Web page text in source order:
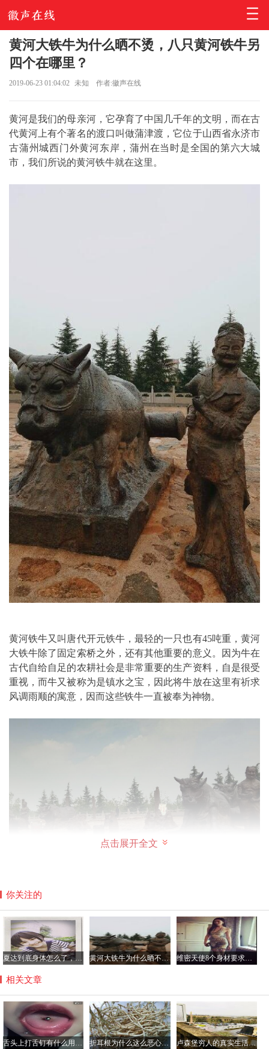
黄河大铁牛为什么晒不烫，八只黄河铁牛另
四个在哪里？
2019-06-23 01:04:02 未知 作者:徽声在线
黄河是我们的母亲河，它孕育了中国几千年的文明，而在古
代黄河上有个著名的渡口叫做蒲津渡，它位于山西省永济市
古蒲州城西门外黄河东岸，蒲州在当时是全国的第六大城
市，我们所说的黄河铁牛就在这里。
黄河铁牛又叫唐代开元铁牛，最轻的一只也有45吨重，黄河
大铁牛除了固定索桥之外，还有其他重要的意义。因为牛在
古代自给自足的农耕社会是非常重要的生产资料，自是很受
重视，而牛又被称为是镇水之宝，因此将牛放在这里有祈求
风调雨顺的寓意，因而这些铁牛一直被奉为神物。
随着蒲州经济的败落，河道向东迁移，致使黄河铁牛逐渐没
入水中而消失，后因三峡库区蓄洪，在20世纪六七十年代的
时候，已经深埋于黄河水下两米有余的黄河铁牛才被发现。
点击展开全文
你关注的
夏达到底身体怎么了，夏达在日本有多红？ 黄河大铁牛为什么晒不烫，八只黄河铁牛另四个在哪里？ 维密天使8个身材要求是哪8个，维密天使平均体重多少斤？
相关文章
舌头上打舌钉有什么用，不会影响到吃饭吗？ 折耳根为什么这么恶心难吃，折耳根有毒吃了会伤肾真的吗？ 卢森堡穷人的真实生活是怎样的，可以去卢森堡打工吗？